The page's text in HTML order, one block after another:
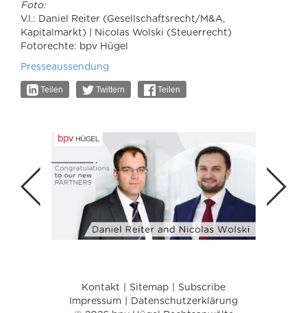
Foto:
V.l.: Daniel Reiter (Gesellschaftsrecht/M&A,
Kapitalmarkt) | Nicolas Wolski (Steuerrecht)
Fotorechte: bpv Hügel
Presseaussendung
Teilen Twittern Teilen
Kontakt Sitemap
Subscribe
Impressum
Datenschutzerklärung